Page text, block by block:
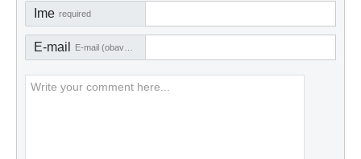
Ime required
E-mail